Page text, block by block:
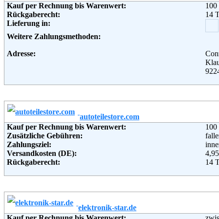
Adresse:
Telefon:
+49
Fax:
Email:
Kauf per Rechnung bis Warenwert:
100
Rückgaberecht:
14
Lieferung in:
Weitere Zahlungsmethoden:
Adresse:
Soziale Kanäle:
Weiterführende Informationen:
autoteilestore.com
Kauf per Rechnung bis Warenwert:
100
Zusätzliche Gebühren:
Zahlungsziel:
Versandkosten (DE):
Rückgaberecht:
14
Weitere Zahlungsmethoden:
elektronik-star.de